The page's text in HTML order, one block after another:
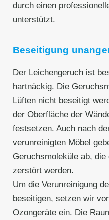
durch einen
unterstützt.
Beseitigung
Der Leichengeruch ist
hartnäckig. Die
Lüften nicht beseitigt
der Oberfläche der
festsetzen. Auch nach
verunreinigten Möbel
Geruchsmoleküle ab,
zerstört werden.
Um die Verunreinigung
beseitigen, setzen wir
Ozongeräte ein. Die